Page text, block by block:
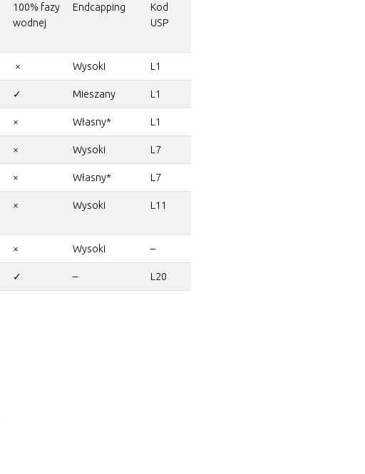
100% fazy
wodnej
Endcapping
Kod
USP
× Wysoki L1
✓ Mieszany L1
× Własny* L1
× Wysoki L7
× Własny* L7
× Wysoki L11
× Wysoki –
✓ – L20